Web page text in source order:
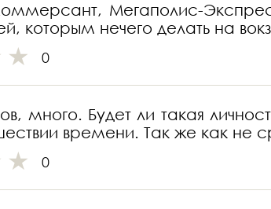
Мегаполис-
которым нечего делать на
0
много. Будет ли такая
времени. Так же как
0